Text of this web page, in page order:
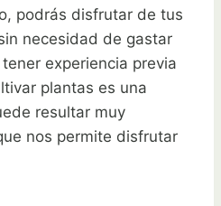
podrás disfrutar de tus
necesidad de gastar
experiencia previa
plantas es una
resultar muy
nos permite disfrutar